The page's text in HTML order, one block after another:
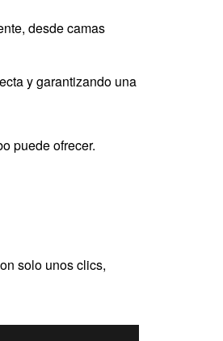
desde camas
y garantizando una
puede ofrecer.
solo unos clics,